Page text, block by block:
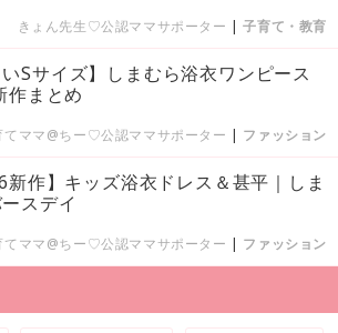
きょん先生♡公認ママサポーター |子育て・教育
いSサイズ】しまむら浴衣ワンピース
作まとめ
てママ@ちー♡公認ママサポーター | ファッション
新作】キッズ浴衣ドレス＆甚平｜しま
スデイ
てママ@ちー♡公認ママサポーター | ファッション